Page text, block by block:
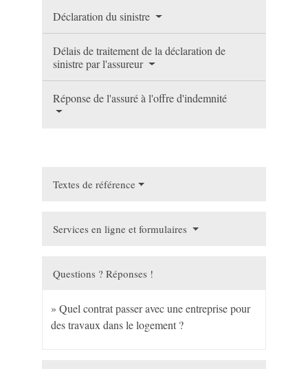
Déclaration du sinistre
Délais de traitement de la déclaration de
sinistre par l'assureur
Réponse de l'assuré à l'offre d'indemnité
Textes de référence
Services en ligne et formulaires
Questions ? Réponses !
Quel contrat passer avec une entreprise pour
des travaux dans le logement ?